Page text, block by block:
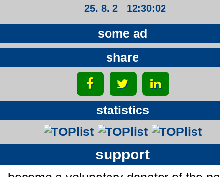
25. 8. 2 12:30:03
some ad
share
statistics
support